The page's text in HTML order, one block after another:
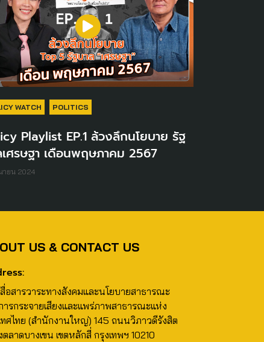
WATCH POLITICS
Playlist EP.1 ล้วงลึกนโยบาย รัฐ
เศรษฐา เดือนพฤษภาคม 2567
ายน 2024
US & CONTACT US
อสารวาระทางสังคมและนโยบายสาธารณะ
ารกระจายเสียงและแพร่ภาพสาธารณะแห่ง
ทศไทย (สำนักงานใหญ่) 145 ถนนวิภาวดีรังสิต
ตลาดบางเขน เขตหลักสี่ กรุงเทพฯ 10210